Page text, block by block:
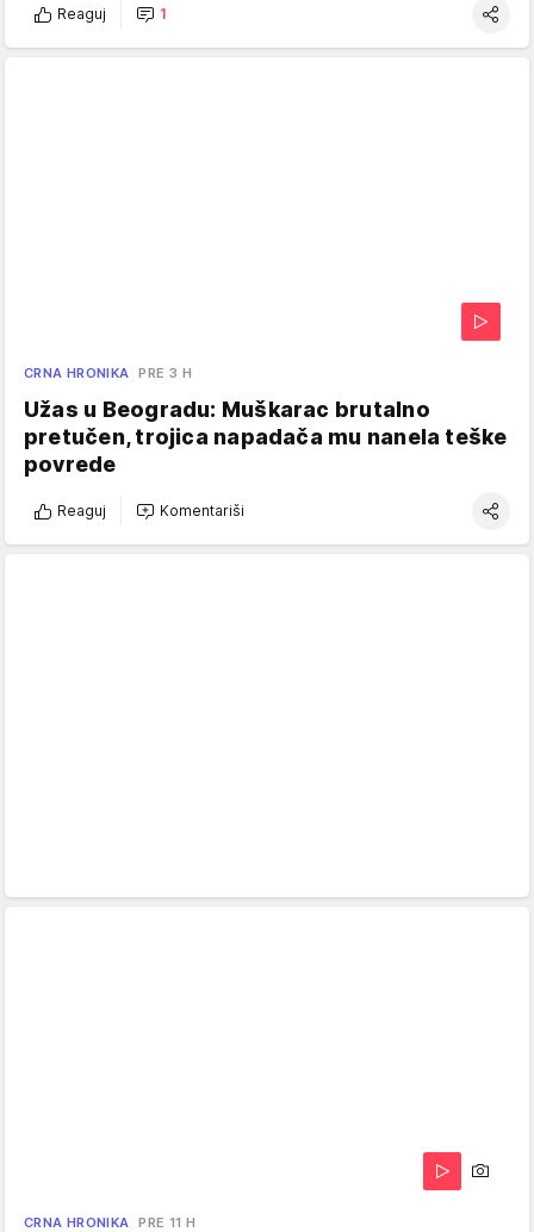
Reaguj 1
CRNA HRONIKA PRE 3 H
Užas u Beogradu: Muškarac brutalno
pretučen, trojica napadača mu nanela teške
povrede
Reaguj Komentariši
CRNA HRONIKA PRE 11 H